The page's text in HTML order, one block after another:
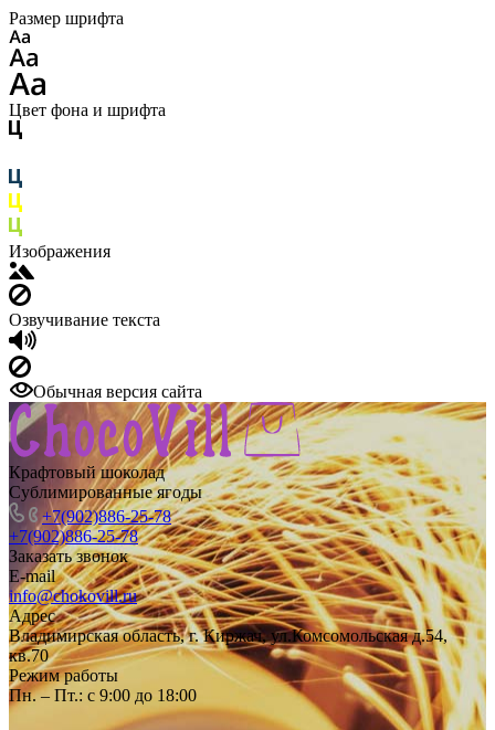
Размер шрифта
Цвет фона и шрифта
Изображения
Озвучивание текста
Обычная версия сайта
Крафтовый шоколад
Сублимированные ягоды
+7(902)886-25-78
+7(902)886-25-78
Заказать звонок
E-mail
info@chokovill.ru
Адрес
Владимирская область, г. Киржач, ул.Комсомольская д.54,
кв.70
Режим работы
Пн. – Пт.: с 9:00 до 18:00